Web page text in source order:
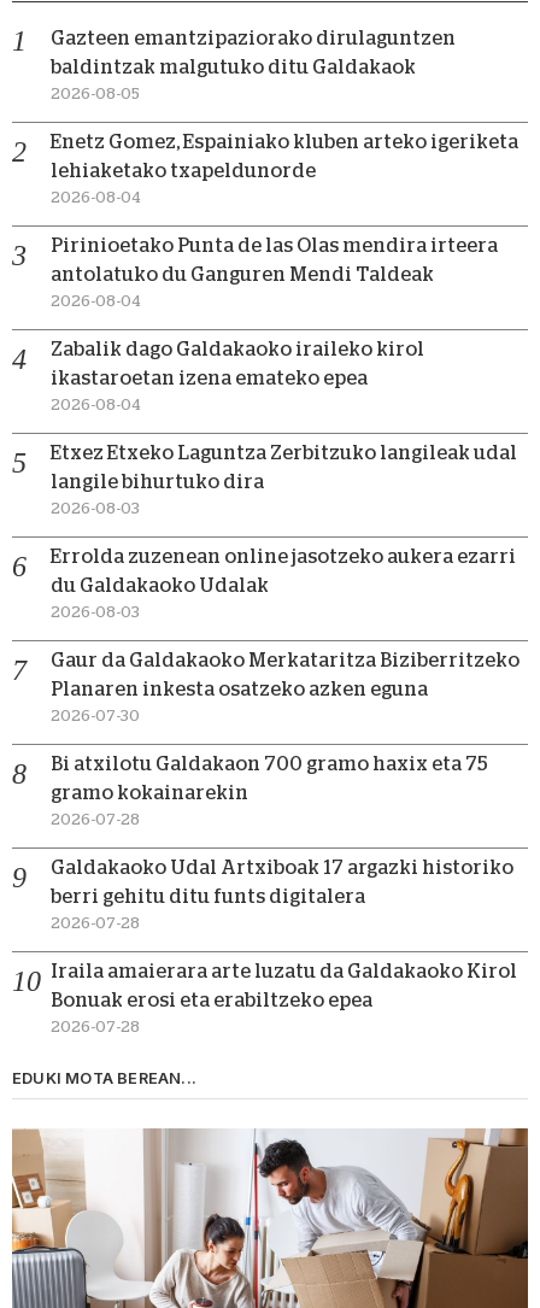
Gazteen emantzipaziorako dirulaguntzen
baldintzak malgutuko ditu Galdakaok
2026-08-05
Enetz Gomez, Espainiako kluben arteko igeriketa
lehiaketako txapeldunorde
2026-08-04
Pirinioetako Punta de las Olas mendira irteera
antolatuko du Ganguren Mendi Taldeak
2026-08-04
Zabalik dago Galdakaoko iraileko kirol
ikastaroetan izena emateko epea
2026-08-04
Etxez Etxeko Laguntza Zerbitzuko langileak udal
langile bihurtuko dira
2026-08-03
Errolda zuzenean online jasotzeko aukera ezarri
du Galdakaoko Udalak
2026-08-03
Gaur da Galdakaoko Merkataritza Biziberritzeko
Planaren inkesta osatzeko azken eguna
2026-07-30
Bi atxilotu Galdakaon 700 gramo haxix eta 75
gramo kokainarekin
2026-07-28
Galdakaoko Udal Artxiboak 17 argazki historiko
berri gehitu ditu funts digitalera
2026-07-28
Iraila amaierara arte luzatu da Galdakaoko Kirol
Bonuak erosi eta erabiltzeko epea
2026-07-28
EDUKI MOTA BEREAN...